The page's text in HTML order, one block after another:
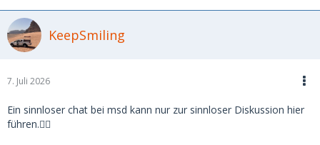
KeepSmiling
7. Juli 2026
Ein sinnloser chat bei msd kann nur zur sinnloser Diskussion hier
führen.🤷‍♂️